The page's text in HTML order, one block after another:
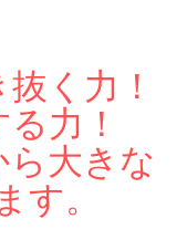
く力！
力！
大きな
す。